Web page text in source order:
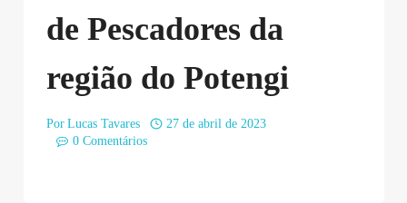
de Pescadores da
região do Potengi
Por Lucas Tavares
27 de abril de 2023
0 Comentários